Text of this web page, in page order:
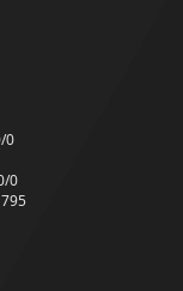
0
0
795